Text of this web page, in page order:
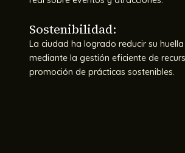
Sostenibilidad:
La ciudad ha logrado reducir su
mediante la gestión eficiente de
promoción de prácticas sostenibles.